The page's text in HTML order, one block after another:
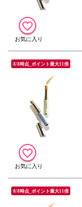
8/8時点_ポイント最大11倍
8/8時点_ポイント最大11倍